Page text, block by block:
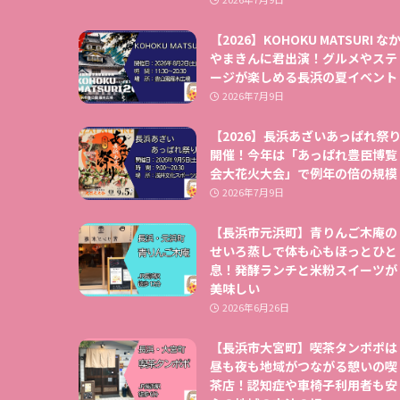
【2026】KOHOKU MATSURI な
やまきんに君出演！グルメやステ
ージが楽しめる長浜の夏イベント
2026年7月9日
【2026】長浜あざいあっぱれ祭
開催！今年は「あっぱれ豊臣博覧
会大花火大会」で例年の倍の規模
2026年7月9日
【長浜市元浜町】青りんご木庵の
せいろ蒸しで体も心もほっとひと
息！発酵ランチと米粉スイーツが
美味しい
2026年6月26日
【長浜市大宮町】喫茶タンポポは
昼も夜も地域がつながる憩いの喫
茶店！認知症や車椅子利用者も安